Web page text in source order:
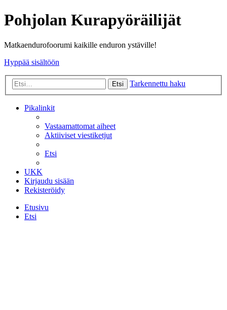
Pohjolan Kurapyöräilijät
Matkaendurofoorumi kaikille enduron ystäville!
Hyppää sisältöön
Etsi Tarkennettu haku
Pikalinkit
Vastaamattomat aiheet
Aktiiviset viestiketjut
Etsi
UKK
Kirjaudu sisään
Rekisteröidy
Etusivu
Etsi